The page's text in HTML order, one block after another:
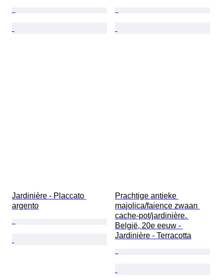
Jardinière - Placcato
argento
Prachtige antieke
majolica/faience zwaan
cache-pot/jardinière.
België, 20e eeuw -
Jardinière - Terracotta